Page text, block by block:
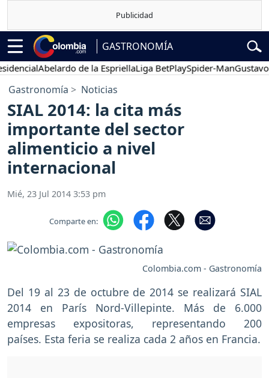
GASTRONOMÍA
Abelardo de la EspriellaLiga BetPlaySpider-ManGustavo
Gastronomía Noticias
SIAL 2014: la cita más
importante del sector
alimenticio a nivel
internacional
Mié, 23 Jul 2014 3:53 pm
Comparte en:
Colombia.com - Gastronomía
Del 19 al 23 de octubre de 2014 se realizará SIAL
2014 en París Nord-Villepinte. Más de 6.000
empresas expositoras, representando 200
países. Esta feria se realiza cada 2 años en Francia.